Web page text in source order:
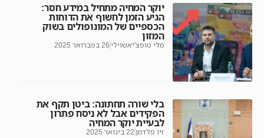
יוקר המחיה מתחיל במידע חסר:
הגיע הזמן לחשוף את הדוחות
הכספיים של המונופולים בשוק
המזון
מלי טופצ'יאשוילי 26 בפברואר 2025
בלי שורה תחתונה: ביטן תקף את
הפקידים אבל לא ניסח פתרון
לבעיית יוקר המחיה
זיו פלדמן 22 בינואר 2025